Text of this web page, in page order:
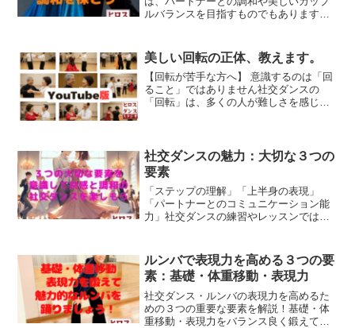
ルバランスを目指すものでもあります。
場面で、相手の動きを気にしすぎていた
り、合わせることに集中し過...
美しい回転の正体、教えます。
【回転が苦手な方へ】 意識するのは「回
ること」ではありません社交ダンスの
「回転」は、多くの人が難しさを感じる
と。移動の力が、自然で美し...
社交ダンスの魅力：大切な３つの
要素
「ステップの理解」「上半身の表現」
「パートナーとのコミュニケーション能
力」社交ダンスの練習やレッスンでは、
すくなると思います。二人で踊る社交ダ
ンスは、技術、感情、そして...
ルンバで表現力を高める３つの要
素：基礎・体重移動・表現力
社交ダンス・ルンバの表現力を高めるた
めの３つの重要な要素を解説！基礎・体
重移動・表現力をバランス良く鍛えて、